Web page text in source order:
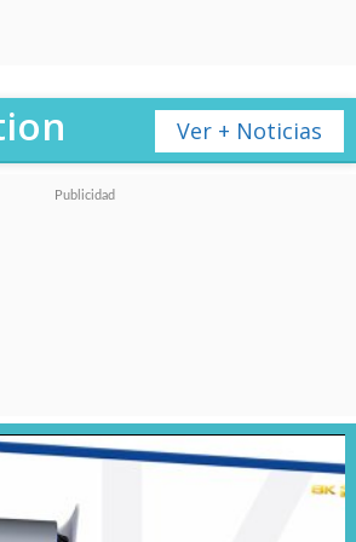
Premium
de certificación
1000
Victus y DXC para
Ver + Noticias